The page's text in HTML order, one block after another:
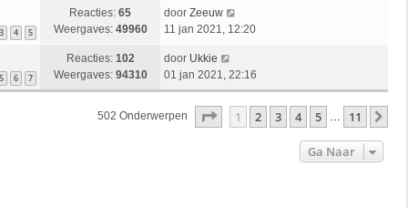
3 4 5
Reacties: 65
Weergaves: 49960
door Zeeuw
11 jan 2021, 12:20
5 6 7
Reacties: 102
Weergaves: 94310
door Ukkie
01 jan 2021, 22:16
502 Onderwerpen Pagina1 Van 11
1 2 3 4 5 … 11
Ga Naar